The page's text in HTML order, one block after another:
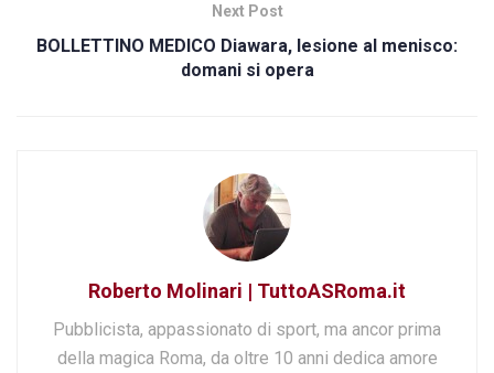
Next Post
BOLLETTINO MEDICO Diawara, lesione al menisco:
domani si opera
Roberto Molinari | TuttoASRoma.it
Pubblicista, appassionato di sport, ma ancor prima
della magica Roma, da oltre 10 anni dedica amore